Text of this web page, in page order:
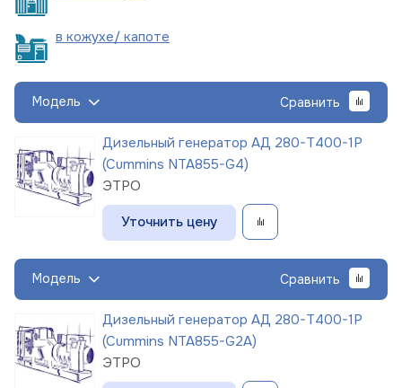
в кожухе/ капоте
Модель Сравнить
Дизельный генератор АД 280-Т400-1Р
(Cummins NTA855-G4)
ЭТРО
Уточнить цену
Модель Сравнить
Дизельный генератор АД 280-Т400-1Р
(Cummins NTA855-G2A)
ЭТРО